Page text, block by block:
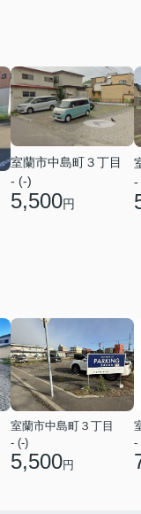
室蘭市中島町３丁目
- (-)
5,500円
-
室蘭市中島町３丁目
- (-)
5,500円
-